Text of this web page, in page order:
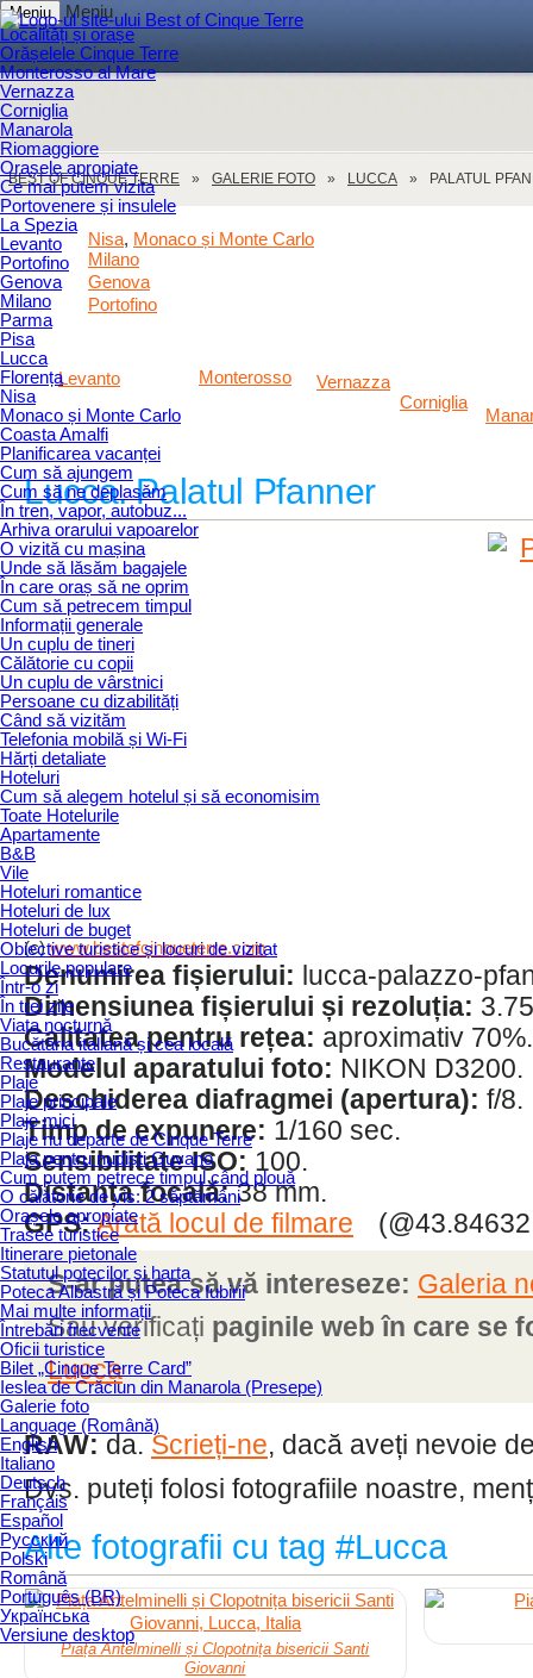
Meniu
Meniu
Localități și orașe
Orășelele Cinque Terre
Monterosso al Mare
Vernazza
Corniglia
Manarola
Riomaggiore
Orașele apropiate
Ce mai putem vizita
Portovenere și insulele
La Spezia
Levanto
Portofino
Genova
Milano
Parma
Pisa
Lucca
Florența
Nisa
Monaco și Monte Carlo
Coasta Amalfi
Planificarea vacanței
Cum să ajungem
Cum să ne deplasăm
În tren, vapor, autobuz...
Arhiva orarului vapoarelor
O vizită cu mașina
Unde să lăsăm bagajele
În care oraș să ne oprim
Cum să petrecem timpul
Informații generale
Un cuplu de tineri
Călătorie cu copii
Un cuplu de vârstnici
Persoane cu dizabilități
Când să vizităm
Telefonia mobilă și Wi-Fi
Hărți detaliate
Hoteluri
Cum să alegem hotelul și să economisim
Toate Hotelurile
Apartamente
B&B
Vile
Hoteluri romantice
Hoteluri de lux
Hoteluri de buget
Obiective turistice și locuri de vizitat
Locurile populare
Într-o zi
În trei zile
Viața nocturnă
Bucătăria italiană și cea locală
Restaurante
Plaje
Plaje principale
Plaje mici
Plaje nu departe de Cinque Terre
Plaja pentru nudiști Guvano
Cum putem petrece timpul când plouă
O călătorie de vis: 2 săptămâni
Orașele apropiate
Trasee turistice
Itinerare pietonale
Statutul potecilor și harta
Poteca Albastră și Poteca Iubirii
Mai multe informații
Întrebări frecvente
Oficii turistice
Bilet „Cinque Terre Card”
Ieslea de Crăciun din Manarola (Presepe)
Galerie foto
Language (Română)
English
Italiano
Deutsch
Français
Español
Русский
Polski
Română
Português (BR)
Українська
Versiune desktop
BEST OF CINQUE TERRE GALERIE FOTO LUCCA PALATUL
Levanto Monterosso
Vernazza
Corniglia
Genova
Milano
Nisa, Monaco și Monte Carlo
Portofino
Lucca. Palatul Pfanner
(c)www.bestofcinqueterre.com
Denumirea fișierului: lucca-palazzo-
Dimensiunea fișierului și rezoluția:
Calitatea pentru rețea: aproximativ 70%.
Modelul aparatului foto: NIKON D3200.
Deschiderea diafragmei (apertura): f/8.
Timp de expunere: 1/160 sec.
Sensibilitate ISO: 100.
Distanța focală:38 mm.
GPS:Arată locul de filmare
S-ar putea să vă intereseze: Galeria
Sau verificați paginile web în care se
Lucca
RAW:da.Scrieți-ne, dacă aveți nevoie
Dvs. puteți folosi fotografiile noastre,
Alte fotografii cu tag #Lucca
Piața Antelminelli și Clopotnița bisericii Santi
Giovanni